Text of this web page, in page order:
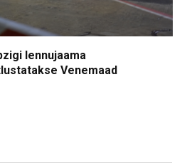
lennujaama
Venemaad